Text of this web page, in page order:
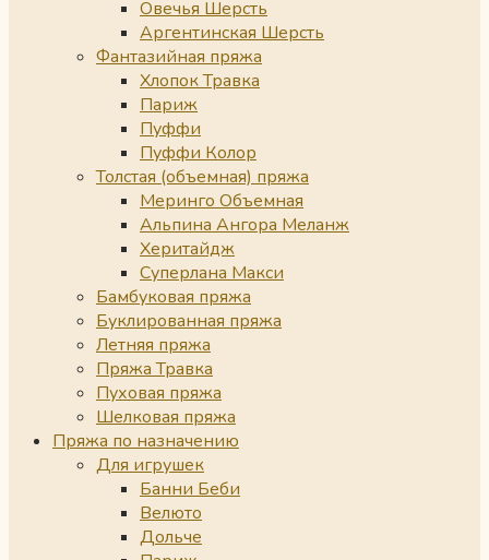
Овечья Шерсть
Аргентинская Шерсть
Фантазийная пряжа
Хлопок Травка
Париж
Пуффи
Пуффи Колор
Толстая (объемная) пряжа
Меринго Объемная
Альпина Ангора Меланж
Херитайдж
Суперлана Макси
Бамбуковая пряжа
Буклированная пряжа
Летняя пряжа
Пряжа Травка
Пуховая пряжа
Шелковая пряжа
Пряжа по назначению
Для игрушек
Банни Беби
Велюто
Дольче